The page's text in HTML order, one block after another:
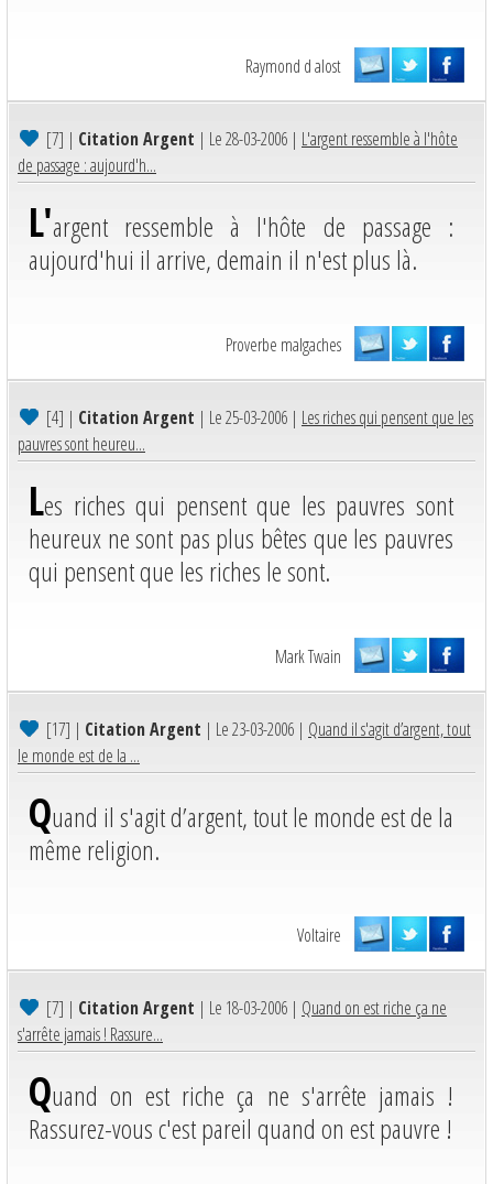
Raymond d alost
[7] | Citation Argent | Le 28-03-2006 | L'argent ressemble à l'hôte
de passage : aujourd'h...
L'argent ressemble à l'hôte de passage :
aujourd'hui il arrive, demain il n'est plus là.
Proverbe malgaches
[4] | Citation Argent | Le 25-03-2006 | Les riches qui pensent que les
pauvres sont heureu...
Les riches qui pensent que les pauvres sont
heureux ne sont pas plus bêtes que les pauvres
qui pensent que les riches le sont.
Mark Twain
[17] | Citation Argent | Le 23-03-2006 | Quand il s'agit d’argent, tout
le monde est de la ...
Quand il s'agit d’argent, tout le monde est de la
même religion.
Voltaire
[7] | Citation Argent | Le 18-03-2006 | Quand on est riche ça ne
s'arrête jamais ! Rassure...
Quand on est riche ça ne s'arrête jamais !
Rassurez-vous c'est pareil quand on est pauvre !